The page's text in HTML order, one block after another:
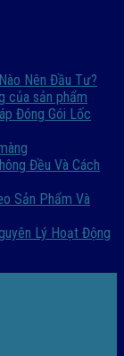
Nên Đầu Tư?
của sản phẩm
Đóng Gói Lốc
Đều Và Cách
Sản Phẩm Và
Lý Hoạt Động